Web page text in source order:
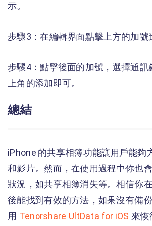
示。
步驟3：在編輯界面點擊上方的加號
步驟4：點擊後面的加號，選擇通訊
上角的添加即可。
總結
iPhone 的共享相簿功能讓用戶能夠
和影片。然而，在使用過程中你也
狀況，如共享相簿消失等。相信你
後能找到有效的方法，如果沒有備
用 Tenorshare UltData for iOS 來恢